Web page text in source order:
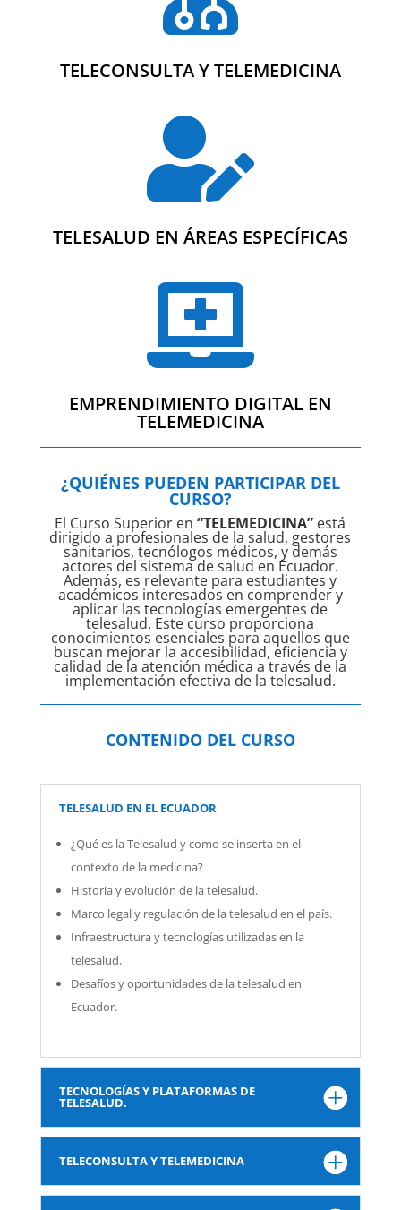
TELECONSULTA Y TELEMEDICINA

TELESALUD EN ÁREAS ESPECÍFICAS

EMPRENDIMIENTO DIGITAL EN
TELEMEDICINA
¿QUIÉNES PUEDEN PARTICIPAR DEL
CURSO?
El Curso Superior en“TELEMEDICINA” está
dirigido a profesionales de la salud, gestores
sanitarios, tecnólogos médicos, y demás
actores del sistema de salud en Ecuador.
Además, es relevante para estudiantes y
académicos interesados en comprender y
aplicar las tecnologías emergentes de
telesalud. Este curso proporciona
conocimientos esenciales para aquellos que
buscan mejorar la accesibilidad, eficiencia y
calidad de la atención médica a través de la
implementación efectiva de la telesalud.
CONTENIDO DEL CURSO
TELESALUD EN EL ECUADOR
¿Qué es la Telesalud y como se inserta en el
contexto de la medicina?
Historia y evolución de la telesalud.
Marco legal y regulación de la telesalud en el país.
Infraestructura y tecnologías utilizadas en la
telesalud.
Desafíos y oportunidades de la telesalud en
Ecuador.
TECNOLOGÍAS Y PLATAFORMAS DE
TELESALUD.
TELECONSULTA Y TELEMEDICINA